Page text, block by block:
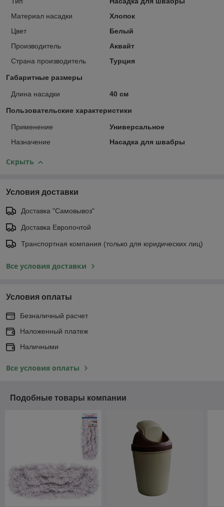
Материал насадки
Хлопок
Цвет
Белый
Производитель
Аквайт
Страна производитель
Турция
Габаритные размеры
Длина насадки 40 см
Пользовательские характеристики
Применение
Универсальное
Назначение
Насадка для швабры
Скрыть
Условия доставки
Доставка "Самовывоз"
Доставка Европочтой
Транспортная компания (только для юридических лиц)
Все условия доставки
Условия оплаты
Безналичный расчет
Наложенный платеж
Наличными
Все условия оплаты
Подобные товары компании